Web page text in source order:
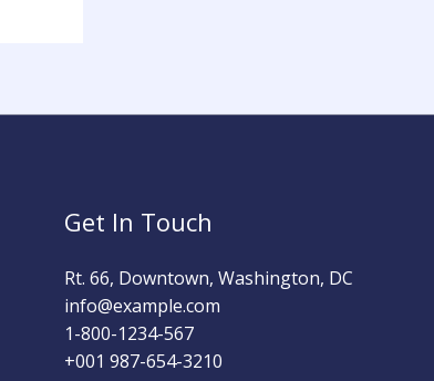
Get In Touch
Rt. 66, Downtown, Washington, DC
info@example.com​
1-800-1234-567
+001 987-654-3210